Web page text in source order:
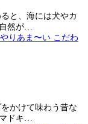
と、海には犬やカ
然が…
かけて味わう昔な
ドキ…